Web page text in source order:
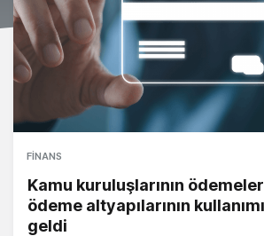
FINANS
Kamu kuruluşlarının
ödeme altyapılarının
geldi